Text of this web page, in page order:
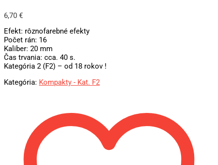
6,70 €
Efekt: rôznofarebné efekty
Počet rán: 16
Kaliber: 20 mm
Čas trvania: cca. 40 s.
Kategória 2 (F2) – od 18 rokov !
Kategória: Kompakty - Kat. F2